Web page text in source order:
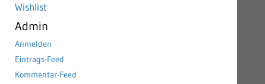
Wishlist
Admin
Anmelden
Eintrags-Feed
Kommentar-Feed